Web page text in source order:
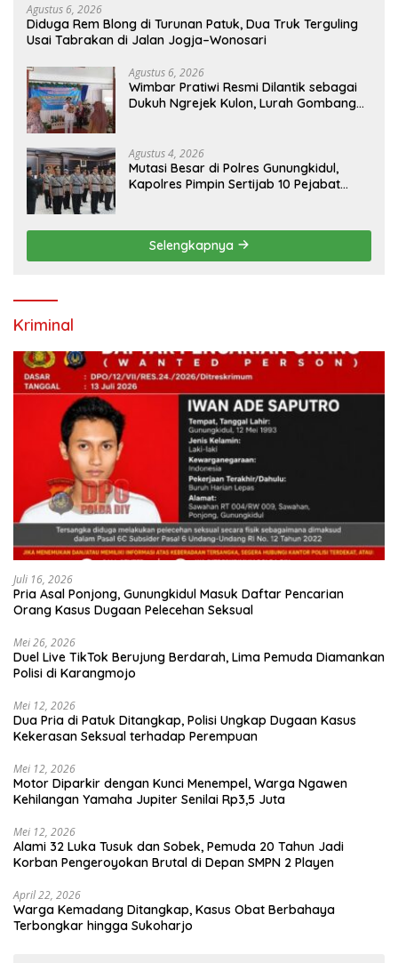
Agustus 6, 2026
Diduga Rem Blong di Turunan Patuk, Dua Truk Terguling
Usai Tabrakan di Jalan Jogja–Wonosari
Agustus 6, 2026
Wimbar Pratiwi Resmi Dilantik sebagai
Dukuh Ngrejek Kulon, Lurah Gombang
Agustus 4, 2026
Mutasi Besar di Polres Gunungkidul,
Kapolres Pimpin Sertijab 10 Pejabat
Selengkapnya
Kriminal
Juli 16, 2026
Pria Asal Ponjong, Gunungkidul Masuk Daftar Pencarian
Orang Kasus Dugaan Pelecehan Seksual
Mei 26, 2026
Duel Live TikTok Berujung Berdarah, Lima Pemuda Diamankan
Polisi di Karangmojo
Mei 12, 2026
Dua Pria di Patuk Ditangkap, Polisi Ungkap Dugaan Kasus
Kekerasan Seksual terhadap Perempuan
Mei 12, 2026
Motor Diparkir dengan Kunci Menempel, Warga Ngawen
Kehilangan Yamaha Jupiter Senilai Rp3,5 Juta
Mei 12, 2026
Alami 32 Luka Tusuk dan Sobek, Pemuda 20 Tahun Jadi
Korban Pengeroyokan Brutal di Depan SMPN 2 Playen
April 22, 2026
Warga Kemadang Ditangkap, Kasus Obat Berbahaya
Terbongkar hingga Sukoharjo